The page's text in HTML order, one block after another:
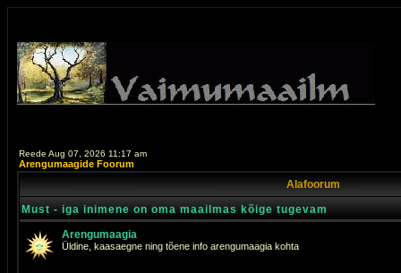
Reede Aug 07, 2026 11:17 am
Arengumaagide Foorum
Alafoorum
Must - iga inimene on oma maailmas kõige tugevam
Arengumaagia
Üldine, kaasaegne ning tõene info arengumaagia kohta